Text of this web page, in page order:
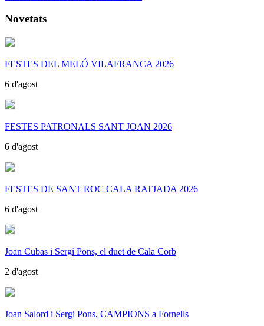
Novetats
FESTES DEL MELÓ VILAFRANCA 2026
6 d'agost
FESTES PATRONALS SANT JOAN 2026
6 d'agost
FESTES DE SANT ROC CALA RATJADA 2026
6 d'agost
Joan Cubas i Sergi Pons, el duet de Cala Corb
2 d'agost
Joan Salord i Sergi Pons, CAMPIONS a Fornells